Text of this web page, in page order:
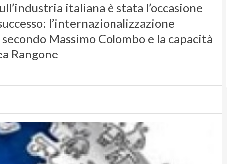
italiana è stata l’occasione
l’internazionalizzazione
Massimo Colombo e la capacità
Rangone